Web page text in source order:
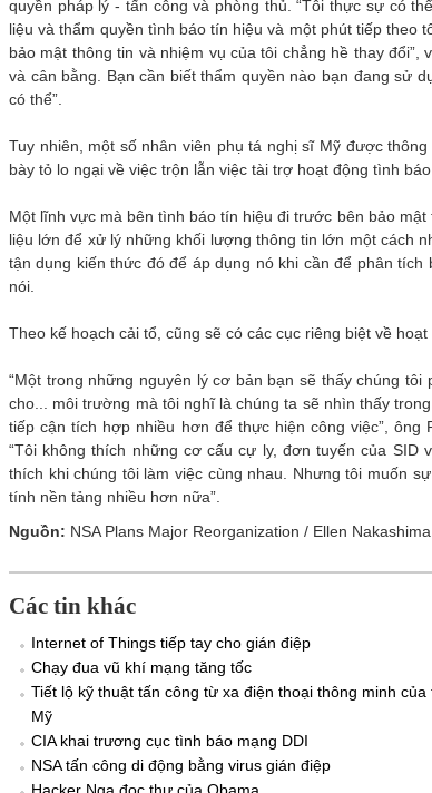
quyền pháp lý - tấn công và phòng thủ. “Tôi thực sự có
liệu và thẩm quyền tình báo tín hiệu và một phút tiếp theo
bảo mật thông tin và nhiệm vụ của tôi chẳng hề thay đổi”,
và cân bằng. Bạn cần biết thẩm quyền nào bạn đang sử
có thể”.
Tuy nhiên, một số nhân viên phụ tá nghị sĩ Mỹ được
bày tỏ lo ngại về việc trộn lẫn việc tài trợ hoạt động tình
Một lĩnh vực mà bên tình báo tín hiệu đi trước bên bảo
liệu lớn để xử lý những khối lượng thông tin lớn một cách
tận dụng kiến thức đó để áp dụng nó khi cần để phân tích
nói.
Theo kế hoạch cải tổ, cũng sẽ có các cục riêng biệt về hoạt
“Một trong những nguyên lý cơ bản bạn sẽ thấy chúng
cho... môi trường mà tôi nghĩ là chúng ta sẽ nhìn thấy
tiếp cận tích hợp nhiều hơn để thực hiện công việc”, ông
“Tôi không thích những cơ cấu cự ly, đơn tuyến của SID
thích khi chúng tôi làm việc cùng nhau. Nhưng tôi muốn
tính nền tảng nhiều hơn nữa”.
Nguồn: NSA Plans Major Reorganization / Ellen
Các tin khác
Internet of Things tiếp tay cho gián điệp
Chạy đua vũ khí mạng tăng tốc
Tiết lộ kỹ thuật tấn công từ xa điện thoại thông minh của
Mỹ
CIA khai trương cục tình báo mạng DDI
NSA tấn công di động bằng virus gián điệp